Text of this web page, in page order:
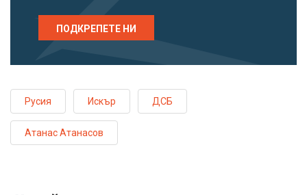
ПОДКРЕПЕТЕ НИ
Русия Искър ДСБ
Атанас Атанасов